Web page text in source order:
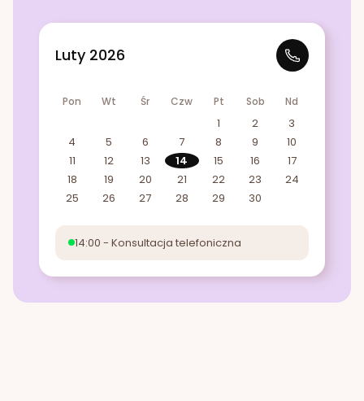
Luty 2026
Pon Wt Śr Czw Pt Sob Nd
1 2
3
4
5 6 7 8 9
10
11
12 13 14 15 16
17
18
19 20 21 22 23
24
25
26 27 28 29 30
14:00 - Konsultacja telefoniczna